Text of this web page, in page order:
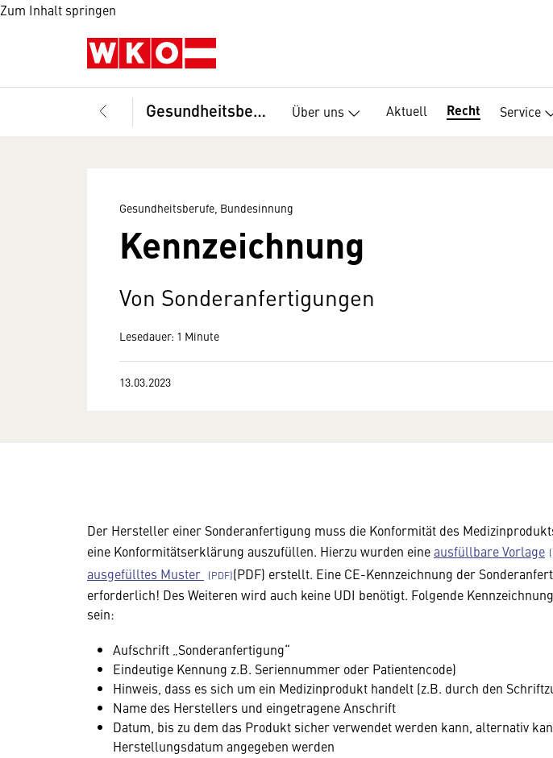
Zum Inhalt springen
Gesundheitsberufe, Bundesinnung Über uns Aktuell Recht Service
Gesundheitsberufe, Bundesinnung
Kennzeichnung
Von Sonderanfertigungen
Lesedauer: 1 Minute
13.03.2023
Der Hersteller einer Sonderanfertigung muss die Konformität des
eine Konformitätserklärung auszufüllen. Hierzu wurden eineausfüllbare Vorlage
ausgefülltes Muster
(PDF) erstellt. Eine CE-Kennzeichnung der
erforderlich! Des Weiteren wird auch keine UDI benötigt. Folgende
sein:
Aufschrift „Sonderanfertigung“
Eindeutige Kennung z.B. Seriennummer oder Patientencode)
Hinweis, dass es sich um ein Medizinprodukt handelt (z.B. durch den
Name des Herstellers und eingetragene Anschrift
Datum, bis zu dem das Produkt sicher verwendet werden kann, alternativ
Herstellungsdatum angegeben werden